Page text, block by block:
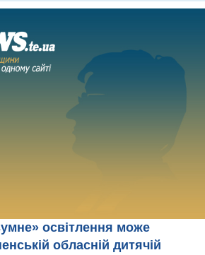
освітлення може
обласній дитячій